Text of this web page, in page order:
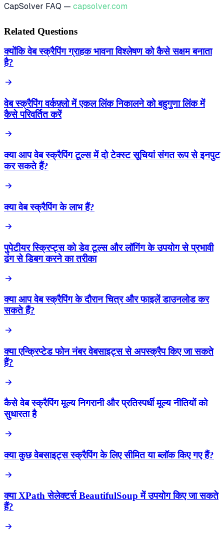
CapSolver FAQ — capsolver.com
Related Questions
क्योंकि वेब स्क्रैपिंग ग्राहक भावना विश्लेषण को कैसे सक्षम बनाता
है?
वेब स्क्रैपिंग वर्कफ़्लो में एकल लिंक निकालने को बहुगुणा लिंक में
कैसे परिवर्तित करें
क्या आप वेब स्क्रैपिंग टूल्स में दो टेक्स्ट सूचियां संगत रूप से इनपुट
कर सकते हैं?
क्या वेब स्क्रैपिंग के लाभ हैं?
पुपेटीयर स्क्रिप्ट्स को डेव टूल्स और लॉगिंग के उपयोग से प्रभावी
ढंग से डिबग करने का तरीका
क्या आप वेब स्क्रैपिंग के दौरान चित्र और फाइलें डाउनलोड कर
सकते हैं?
क्या एन्क्रिप्टेड फोन नंबर वेबसाइट्स से अपस्क्रैप किए जा सकते
हैं?
कैसे वेब स्क्रैपिंग मूल्य निगरानी और प्रतिस्पर्धी मूल्य नीतियों को
सुधारता है
क्या कुछ वेबसाइट्स स्क्रैपिंग के लिए सीमित या ब्लॉक किए गए हैं?
क्या XPath सेलेक्टर्स BeautifulSoup में उपयोग किए जा सकते
हैं?